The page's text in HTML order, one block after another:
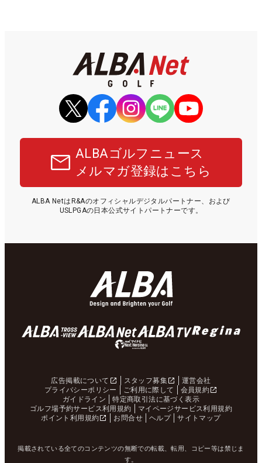
ALBAゴルフニュース
メルマガ登録はこちら
ALBA NetはR&Aのオフィシャルデジタルパートナー、および
USLPGAの日本公式サイトパートナーです。
広告掲載について スタッフ募集
運営会社
プライバシーポリシー
ご利用に際して
会員規約
ガイドライン
特定商取引法に基づく表示
ゴルフ場予約サービス利用規約
マイページサービス利用規約
ポイント利用規約
お問合せ ヘルプ サイトマップ
掲載されている全てのコンテンツの無断での転載、転用、コピー等は禁じま
す。